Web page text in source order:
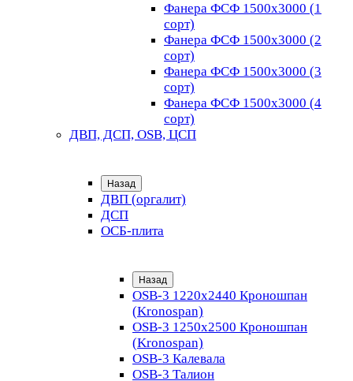
Фанера ФСФ 1500х3000 (1
сорт)
Фанера ФСФ 1500х3000 (2
сорт)
Фанера ФСФ 1500х3000 (3
сорт)
Фанера ФСФ 1500х3000 (4
сорт)
ДВП, ДСП, OSB, ЦСП
Назад
ДВП (оргалит)
ДСП
ОСБ-плита
Назад
OSB-3 1220х2440 Кроношпан
(Kronospan)
OSB-3 1250х2500 Кроношпан
(Kronospan)
OSB-3 Калевала
OSB-3 Талион